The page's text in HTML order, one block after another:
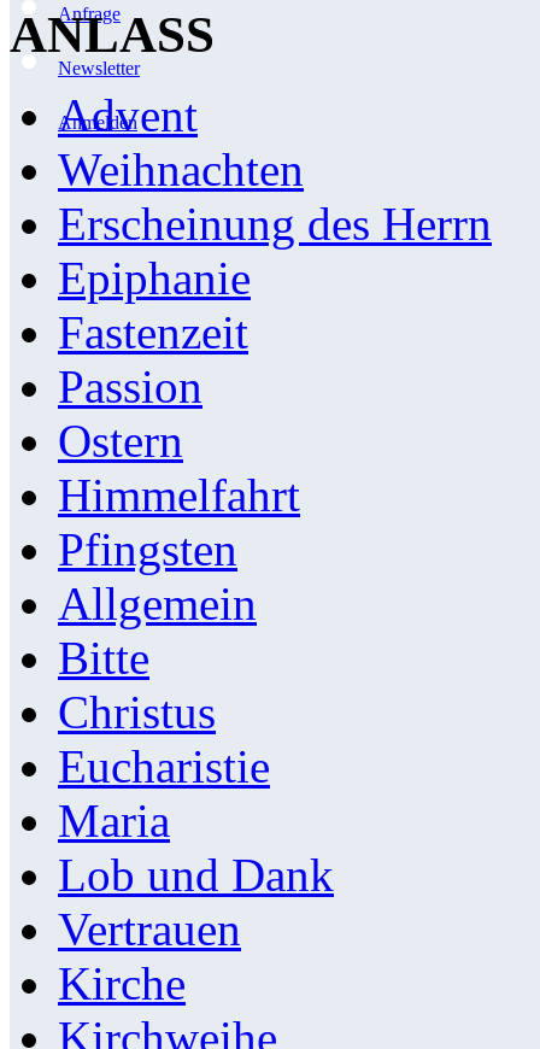
Anfrage
Newsletter
Anmelden
ANLASS
Advent
Weihnachten
Erscheinung des Herrn
Epiphanie
Fastenzeit
Passion
Ostern
Himmelfahrt
Pfingsten
Allgemein
Bitte
Christus
Eucharistie
Maria
Lob und Dank
Vertrauen
Kirche
Kirchweihe